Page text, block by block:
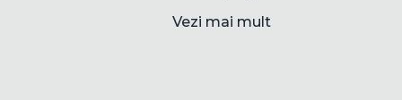
Vezi mai mult